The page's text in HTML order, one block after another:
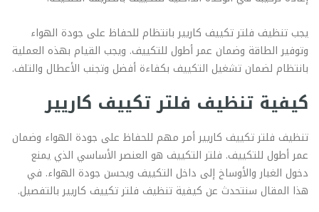
يجب تنظيف فلتر تكييف كاريير بانتظام للحفاظ على جودة الهواء
وتوفير الطاقة وضمان عمر أطول للتكييف. ويجب القيام بهذه العملية
بانتظام لضمان تشغيل التكييف بكفاءة أفضل وتجنب الأعطال والتلف.
كيفية تنظيف فلتر تكييف كاريير
تنظيف فلتر تكييف كاريير أمر مهم للحفاظ على جودة الهواء وضمان
عمر أطول للتكييف. فلتر التكييف هو العنصر الأساسي الذي يمنع
دخول الغبار والأوساخ إلى داخل التكييف ويحسن جودة الهواء. في
هذا المقال سنتحدث عن كيفية تنظيف فلتر تكييف كاريير بالتفصيل.